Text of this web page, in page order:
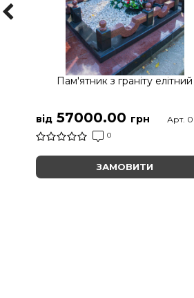
Пам'ятник з граніту елітний
від 57000.00 грн
0
Арт.
ЗАМОВИТИ